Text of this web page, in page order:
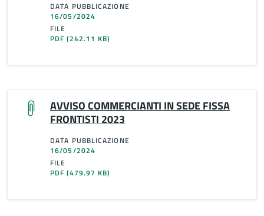
DATA PUBBLICAZIONE
16/05/2024
FILE
PDF(242.11 KB)
AVVISO COMMERCIANTI IN SEDE FISSA
FRONTISTI 2023
DATA PUBBLICAZIONE
16/05/2024
FILE
PDF(479.97 KB)